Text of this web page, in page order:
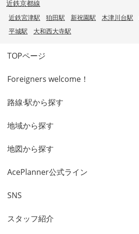
近鉄京都線
近鉄宮津駅 狛田駅 新祝園駅 木津川台駅
平城駅
大和西大寺駅
TOPページ
Foreigners welcome！
路線·駅から探す
地域から探す
地図から探す
AcePlanner公式ライン
SNS
スタッフ紹介